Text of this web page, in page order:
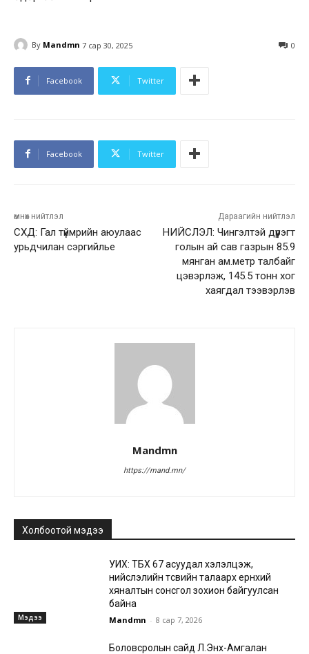
By Mandmn 7 сар 30, 2025 0
Facebook Twitter
Facebook Twitter
өмнөх нийтлэл
СХД: Гал түймрийн аюулаас
урьдчилан сэргийлье
Дараагийн нийтлэл
НИЙСЛЭЛ: Чингэлтэй дүүрэгт
голын ай сав газрын 85.9
мянган ам.метр талбайг
цэвэрлэж, 145.5 тонн хог
хаягдал тээвэрлэв
Mandmn
https://mand.mn/
Холбоотой мэдээ
Мэдээ
УИХ: ТБХ 67 асуудал хэлэлцэж,
нийслэлийн төсвийн талаарх ерөнхий
хяналтын сонсгол зохион байгуулсан
байна
Mandmn - 8 сар 7, 2026
Боловсролын сайд Л.Энх-Амгалан